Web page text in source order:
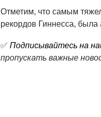
Отметим, что самым
рекордов Гиннесса, была
✅ Подписывайтесь на
пропускать важные